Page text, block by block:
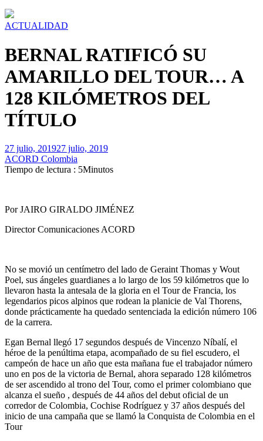
ACTUALIDAD
BERNAL RATIFICÓ SU
AMARILLO DEL TOUR… A
128 KILÓMETROS DEL
TÍTULO
27 julio, 201927 julio, 2019
ACORD Colombia
Tiempo de lectura : 5Minutos
Por JAIRO GIRALDO JIMÉNEZ
Director Comunicaciones ACORD
No se movió un centímetro del lado de Geraint Thomas y Wout
Poel, sus ángeles guardianes a lo largo de los 59 kilómetros que lo
llevaron hasta la antesala de la gloria en el Tour de Francia, los
legendarios picos alpinos que rodean la planicie de Val Thorens,
donde prácticamente ha quedado sentenciada la edición número 106
de la carrera.
Egan Bernal llegó 17 segundos después de Vincenzo Níbalí, el
héroe de la penúltima etapa, acompañado de su fiel escudero, el
campeón de hace un año que esta mañana fue el trabajador número
uno en pos de la victoria de Bernal, ahora separado 128 kilómetros
de ser ascendido al trono del Tour, como el primer colombiano que
alcanza el sueño , después de 44 años del debut oficial de un
corredor de Colombia, Cochise Rodríguez y 37 años después del
inicio de una campaña que se llamó la Conquista de Colombia en el
Tour